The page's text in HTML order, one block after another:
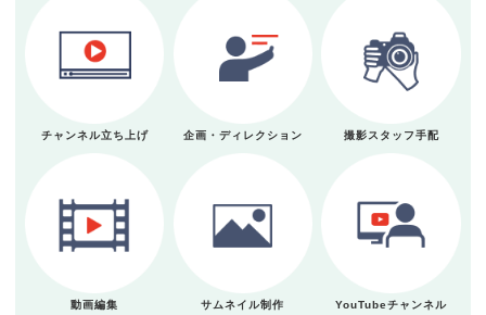
チャンネル立ち上げ 企画・ディレクション 撮影スタッフ手配
動画編集 サムネイル制作
YouTubeチャンネル